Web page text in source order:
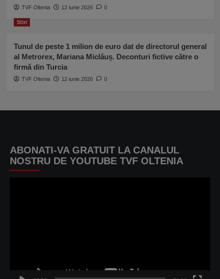
TVF Oltenia 12 iunie 2026 0
Stiri
Tunul de peste 1 milion de euro dat de directorul general
al Metrorex, Mariana Miclăuș. Deconturi fictive către o
firmă din Turcia
TVF Oltenia 12 iunie 2026 0
ABONATI-VA GRATUIT LA CANALUL
NOSTRU DE YOUTUBE TVF OLTENIA